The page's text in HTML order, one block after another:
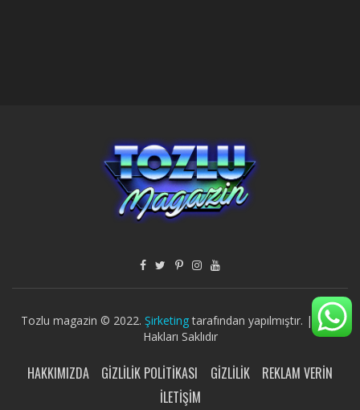
Tozlu magazin © 2022. Şirketingtarafından yapılmıştır. | Tüm
Hakları Saklıdır
HAKKIMIZDA GIZLILIK POLITIKASI GIZLILIK
REKLAM VERIN
İLETIŞIM